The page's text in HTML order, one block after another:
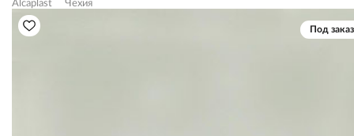
Alcaplast Чехия
Под заказ